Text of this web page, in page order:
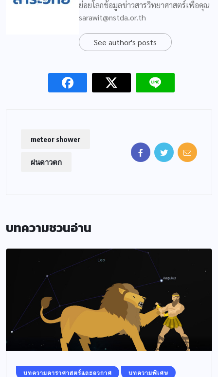
ย่อยโลกข้อมูลข่าวสารวิทยาศาสตร์เพื่อคุณ
sarawit@nstda.or.th
See author's posts
meteor shower
ฝนดาวตก
บทความชวนอ่าน
บทความดาราศาสตร์และอวกาศ บทความพิเศษ